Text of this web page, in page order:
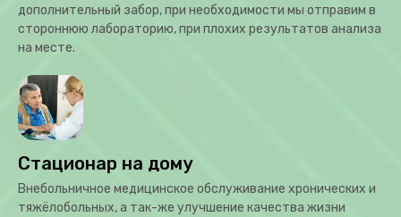
дополнительный забор, при необходимости мы отправим в
стороннюю лабораторию, при плохих результатов анализа
на месте.
Стационар на дому
Внебольничное медицинское обслуживание хронических и
тяжёлобольных, а так-же улучшение качества жизни